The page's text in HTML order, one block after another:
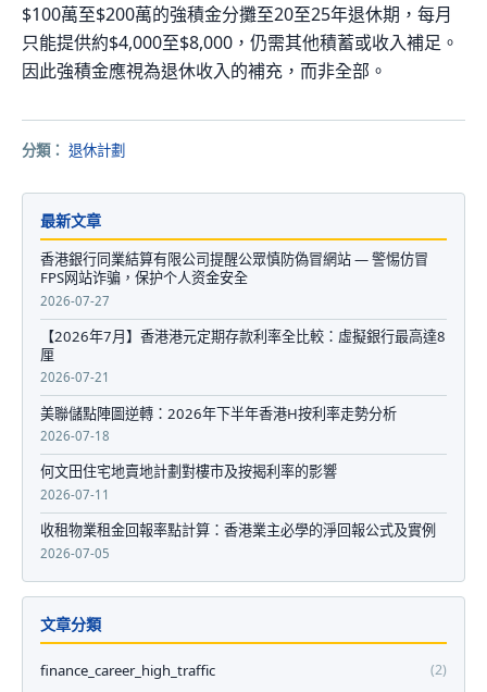
$100萬至$200萬的強積金分攤至20至25年退休期，每月
只能提供約$4,000至$8,000，仍需其他積蓄或收入補足。
因此強積金應視為退休收入的補充，而非全部。
分類： 退休計劃
最新文章
香港銀行同業結算有限公司提醒公眾慎防偽冒網站 — 警惕仿冒
FPS网站诈骗，保护个人资金安全
2026-07-27
【2026年7月】香港港元定期存款利率全比較：虛擬銀行最高達8
厘
2026-07-21
美聯儲點陣圖逆轉：2026年下半年香港H按利率走勢分析
2026-07-18
何文田住宅地賣地計劃對樓市及按揭利率的影響
2026-07-11
收租物業租金回報率點計算：香港業主必學的淨回報公式及實例
2026-07-05
文章分類
finance_career_high_traffic (2)